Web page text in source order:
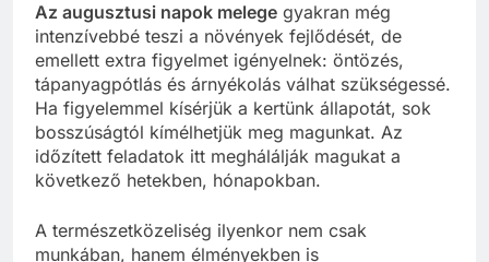
Az augusztusi napok melege gyakran még
intenzívebbé teszi a növények fejlődését, de
emellett extra figyelmet igényelnek: öntözés,
tápanyagpótlás és árnyékolás válhat szükségessé.
Ha figyelemmel kísérjük a kertünk állapotát, sok
bosszúságtól kímélhetjük meg magunkat. Az
időzített feladatok itt meghálálják magukat a
következő hetekben, hónapokban.
A természetközeliség ilyenkor nem csak
munkában, hanem élményekben is